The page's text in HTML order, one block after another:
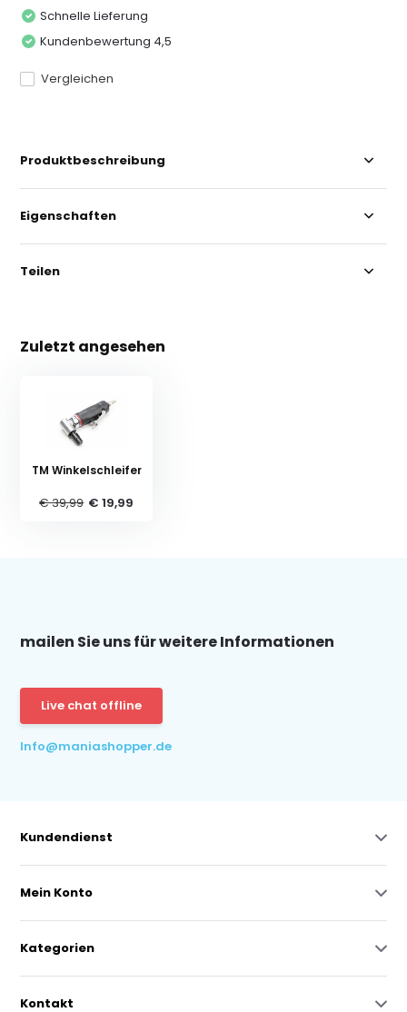
Schnelle Lieferung
Kundenbewertung 4,5
Vergleichen
Produktbeschreibung
Eigenschaften
Teilen
Zuletzt angesehen
TM Winkelschleifer
€ 39,99 € 19,99
mailen Sie uns für weitere Informationen
Live chat offline
Info@maniashopper.de
Kundendienst
Mein Konto
Kategorien
Kontakt